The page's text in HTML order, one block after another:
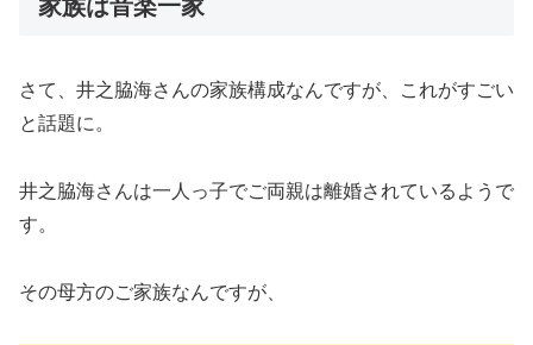
家族は音楽一家
さて、井之脇海さんの家族構成なんですが、これがすごい
と話題に。
井之脇海さんは一人っ子でご両親は離婚されているようで
す。
その母方のご家族なんですが、